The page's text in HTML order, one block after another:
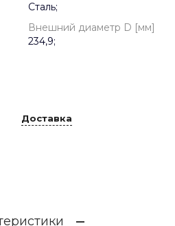
Сталь;
Внешний диаметр D [мм]
234,9;
Доставка